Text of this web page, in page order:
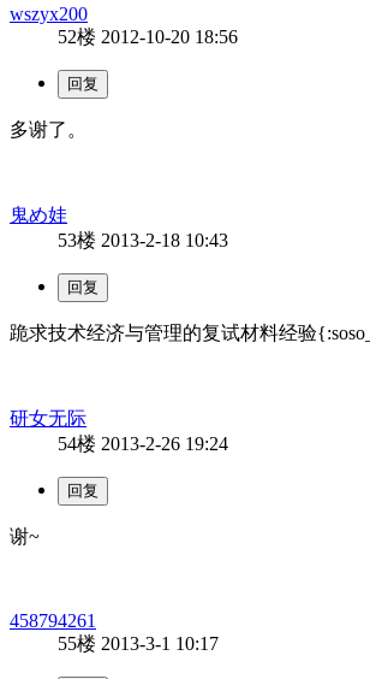
wszyx200
52楼 2012-10-20 18:56
多谢了。
鬼め娃
53楼 2013-2-18 10:43
跪求技术经济与管理的复试材料经验
研女无际
54楼 2013-2-26 19:24
谢~
458794261
55楼 2013-3-1 10:17